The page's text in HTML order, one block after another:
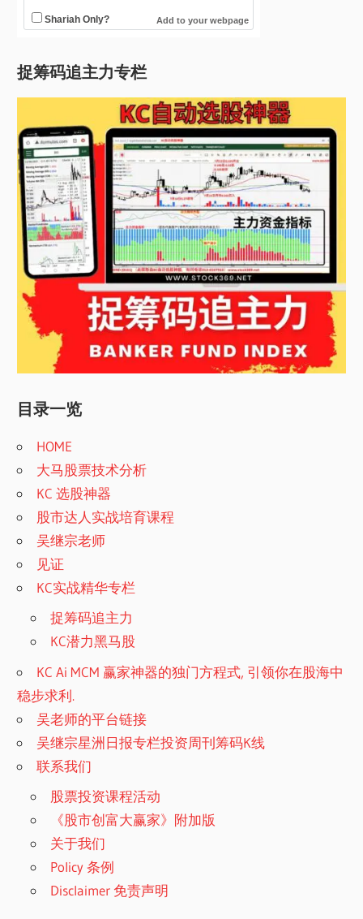
捉筹码追主力专栏
目录一览
HOME
大马股票技术分析
KC 选股神器
股市达人实战培育课程
吴继宗老师
见证
KC实战精华专栏
捉筹码追主力
KC潜力黑马股
KC Ai MCM 赢家神器的独门方程式, 引领你在股海中
稳步求利.
吴老师的平台链接
吴继宗星洲日报专栏投资周刊筹码K线
联系我们
股票投资课程活动
《股市创富大赢家》附加版
关于我们
Policy 条例
Disclaimer 免责声明